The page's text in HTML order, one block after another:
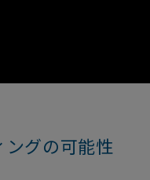
ングの可能性